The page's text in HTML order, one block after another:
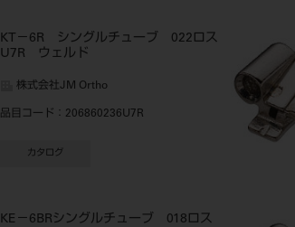
KT－6R シングルチューブ 022ロス
U7R ウェルド
株式会社JM Ortho
品目コード ：206860236U7R
カタログ
KE－6BRシングルチューブ 018ロス